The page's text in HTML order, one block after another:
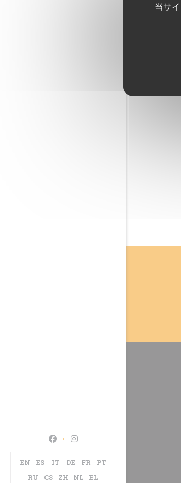
当サ
Facebook ((新しいウィンドウで開
Instagram ((新しいウィンド
EN ES IT DE FR
PT
RU
CS ZH NL EL